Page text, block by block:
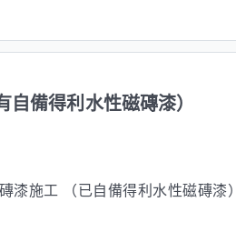
備得利水性磁磚漆）
漆施工 （已自備得利水性磁磚漆）